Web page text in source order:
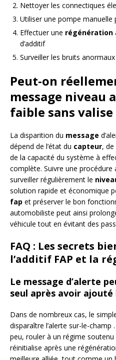
Nettoyer les connectiques
Utiliser une pompe manuelle
Effectuer une régénération
d’additif
Surveiller les bruits
Peut-on
message niveau
faible sans valise
La disparition du message
dépend de l’état du capteur, de
de la capacité du système à
complète. Suivre une
surveiller régulièrement le
solution rapide et économique
fap et préserver le bon
automobiliste peut ainsi
véhicule tout en évitant des
FAQ : Les secrets
l’additif FAP et la
Le message d’alerte
seul après avoir ajouté
Dans de nombreux cas, le
disparaître l’alerte sur-le-
peu, rouler à un régime
réinitialise après une